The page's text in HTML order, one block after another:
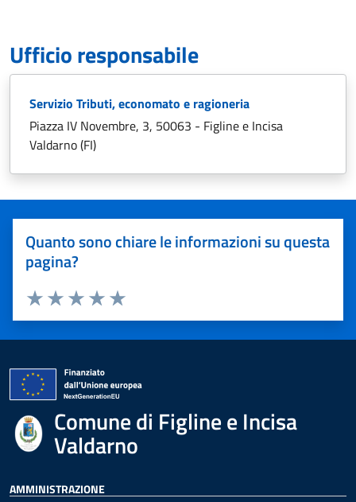
Ufficio responsabile
Servizio Tributi, economato e ragioneria
Piazza IV Novembre, 3, 50063 - Figline e Incisa
Valdarno (FI)
Quanto sono chiare le informazioni su questa
pagina?
Valuta 5 stelle su 5
Valuta 4 stelle su 5
Valuta 3 stelle su 5
Valuta 2 stelle su 5
Valuta 1 stelle su 5
Comune di Figline e Incisa
Valdarno
AMMINISTRAZIONE